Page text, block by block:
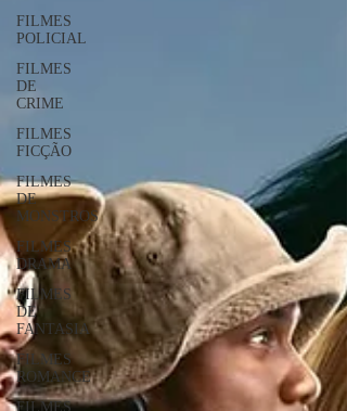
FILMES
POLICIAL
FILMES
DE
CRIME
FILMES
FICÇÃO
FILMES
DE
MONSTROS
FILMES
DRAMA
FILMES
DE
FANTASIA
FILMES
ROMANCE
FILMES